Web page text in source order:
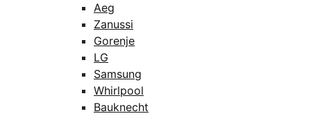
Aeg
Zanussi
Gorenje
LG
Samsung
Whirlpool
Bauknecht